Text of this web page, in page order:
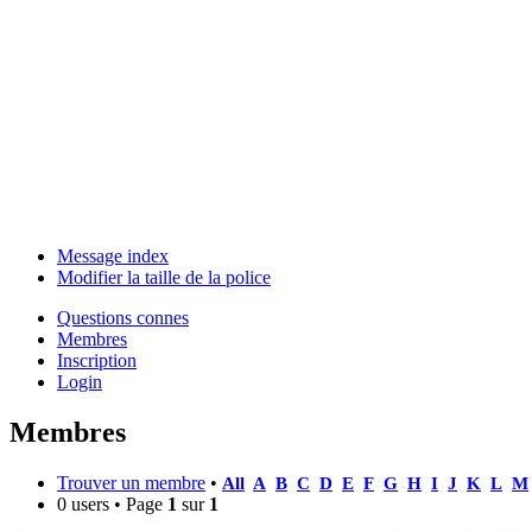
Message index
Modifier la taille de la police
Questions connes
Membres
Inscription
Login
Membres
Trouver un membre • All A B C D E F G H I J K L M
0 users • Page 1 sur 1